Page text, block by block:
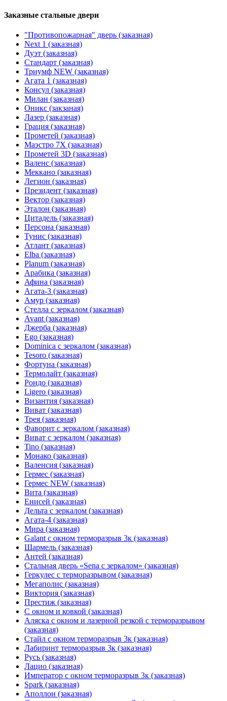
Заказные стальные двери
"Противопожарная" дверь (заказная)
Next 1 (заказная)
Дуэт (заказная)
Стандарт (заказная)
Триумф NEW (заказная)
Агата 1 (заказная)
Консул (заказная)
Милан (заказная)
Оникс (закзаная)
Лазер (заказная)
Грация (заказная)
Прометей (заказная)
Маэстро 7Х (заказная)
Прометей 3D (заказная)
Валенс (заказная)
Меккано (заказная)
Легион (заказная)
Президент (заказная)
Вектор (заказная)
Эталон (заказная)
Цитадель (заказная)
Персона (заказная)
Тунис (заказная)
Атлант (заказная)
Elba (заказная)
Planum (заказная)
Арабика (заказная)
Афина (заказная)
Агата-3 (заказная)
Амур (заказная)
Стелла с зеркалом (заказная)
Avant (заказная)
Джерба (заказная)
Ego (заказная)
Dominica с зеркалом (заказная)
Tesoro (заказная)
Фортуна (заказная)
Термолайт (заказная)
Рондо (заказная)
Ligero (заказная)
Византия (заказная)
Виват (заказная)
Трея (заказная)
Фаворит с зеркалом (заказная)
Виват с зеркалом (заказная)
Tino (заказная)
Монако (заказная)
Валенсия (заказная)
Гермес (заказная)
Гермес NEW (заказная)
Вита (заказная)
Енисей (заказная)
Дельта с зеркалом (заказная)
Агата-4 (заказная)
Мира (заказная)
Galant с окном терморазрыв 3к (заказная)
Шармель (заказная)
Антей (заказная)
Стальная дверь «Sena с зеркалом» (заказная)
Геркулес с терморазрывом (заказная)
Мегаполис (заказная)
Виктория (заказная)
Престиж (заказная)
С окном и ковкой (заказная)
Аляска с окном и лазерной резкой с терморазрывом
(заказная)
Стайл с окном терморазрыв 3к (заказная)
Лабиринт терморазрыв 3к (заказная)
Русь (заказная)
Лацио (заказная)
Император с окном терморазрыв 3к (заказная)
Spark (заказная)
Аполлон (заказная)